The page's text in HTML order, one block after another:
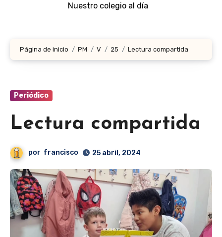
Nuestro colegio al día
Página de inicio PM V 25 Lectura compartida
Periódico
Lectura compartida
por francisco 25 abril, 2024